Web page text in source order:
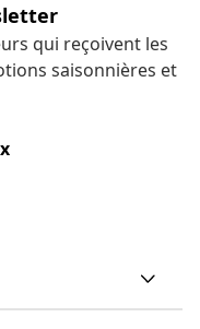
qui reçoivent les
saisonnières et